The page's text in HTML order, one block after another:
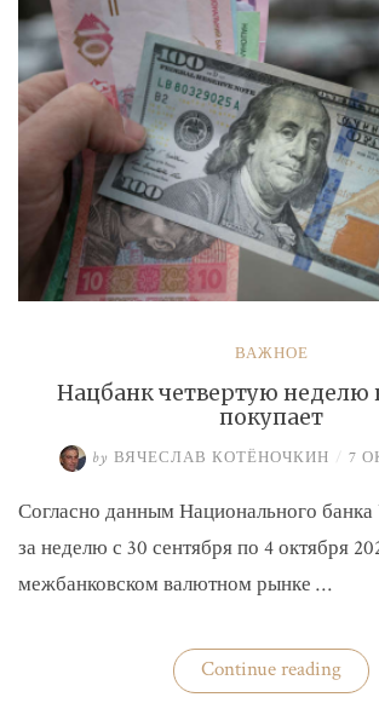
ВАЖНОЕ
Нацбанк четвертую неделю
покупает
by ВЯЧЕСЛАВ КОТЁНОЧКИН / 7
Согласно данным Национального
за неделю с 30 сентября по 4 октября
межбанковском валютном рынке …
Continue reading